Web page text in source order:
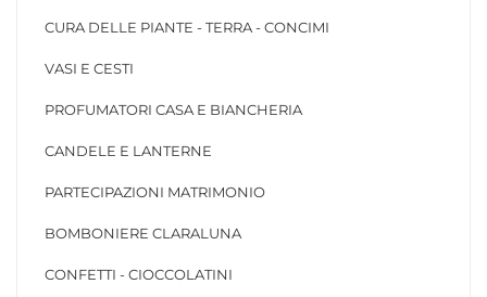
CURA DELLE PIANTE - TERRA - CONCIMI
VASI E CESTI
PROFUMATORI CASA E BIANCHERIA
CANDELE E LANTERNE
PARTECIPAZIONI MATRIMONIO
BOMBONIERE CLARALUNA
CONFETTI - CIOCCOLATINI